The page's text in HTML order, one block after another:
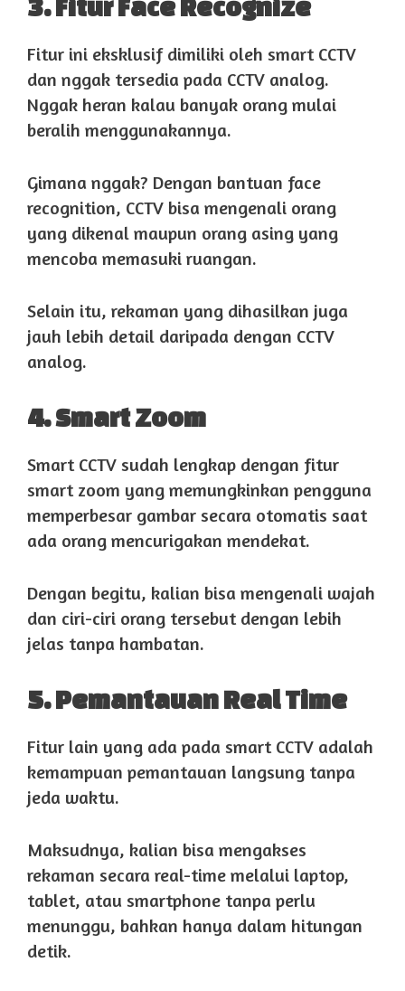
3. Fitur Face Recognize
Fitur ini eksklusif dimiliki oleh smart CCTV
dan nggak tersedia pada CCTV analog.
Nggak heran kalau banyak orang mulai
beralih menggunakannya.
Gimana nggak? Dengan bantuan face
recognition, CCTV bisa mengenali orang
yang dikenal maupun orang asing yang
mencoba memasuki ruangan.
Selain itu, rekaman yang dihasilkan juga
jauh lebih detail daripada dengan CCTV
analog.
4. Smart Zoom
Smart CCTV sudah lengkap dengan fitur
smart zoom yang memungkinkan pengguna
memperbesar gambar secara otomatis saat
ada orang mencurigakan mendekat.
Dengan begitu, kalian bisa mengenali wajah
dan ciri-ciri orang tersebut dengan lebih
jelas tanpa hambatan.
5. Pemantauan Real Time
Fitur lain yang ada pada smart CCTV adalah
kemampuan pemantauan langsung tanpa
jeda waktu.
Maksudnya, kalian bisa mengakses
rekaman secara real-time melalui laptop,
tablet, atau smartphone tanpa perlu
menunggu, bahkan hanya dalam hitungan
detik.